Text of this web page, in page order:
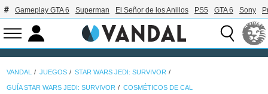
Gameplay GTA 6 Superman El Señor de los Anillos PS5 GTA 6 Sony
VANDAL JUEGOS STAR WARS JEDI: SURVIVOR
GUÍA STAR WARS JEDI: SURVIVOR COSMÉTICOS DE CAL